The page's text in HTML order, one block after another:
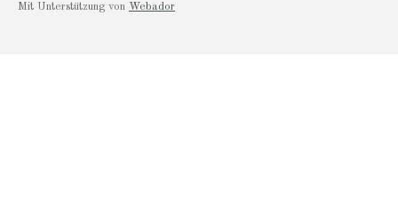
Mit Unterstützung von Webador